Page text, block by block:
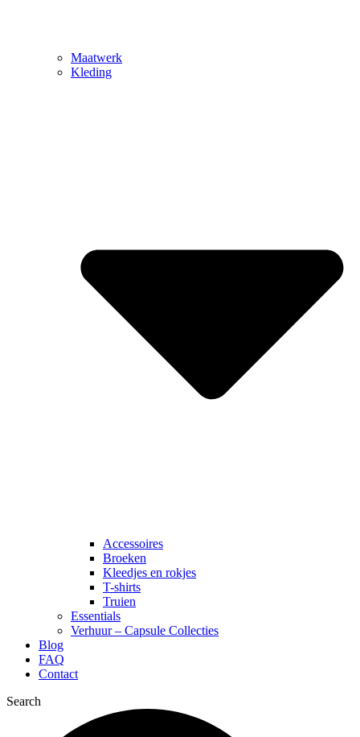
Maatwerk
Kleding
Accessoires
Broeken
Kleedjes en rokjes
T-shirts
Truien
Essentials
Verhuur – Capsule Collecties
Blog
FAQ
Contact
Search